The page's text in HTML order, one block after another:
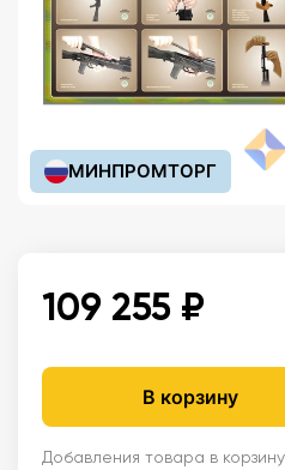
МИНПРОМТОРГ
109 255 ₽
В корзину
Добавления товара в